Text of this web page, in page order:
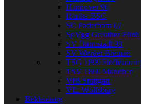
Hannover 96
Hertha BSC
SC Paderborn 07
SpVgg Greuther Fürth
SV Darmstadt 98
SV Werder Bremen
TSG 1899 Hoffenheim
TSV 1860 München
VfB Stuttgart
VfL Wolfsburg
Bekleidung